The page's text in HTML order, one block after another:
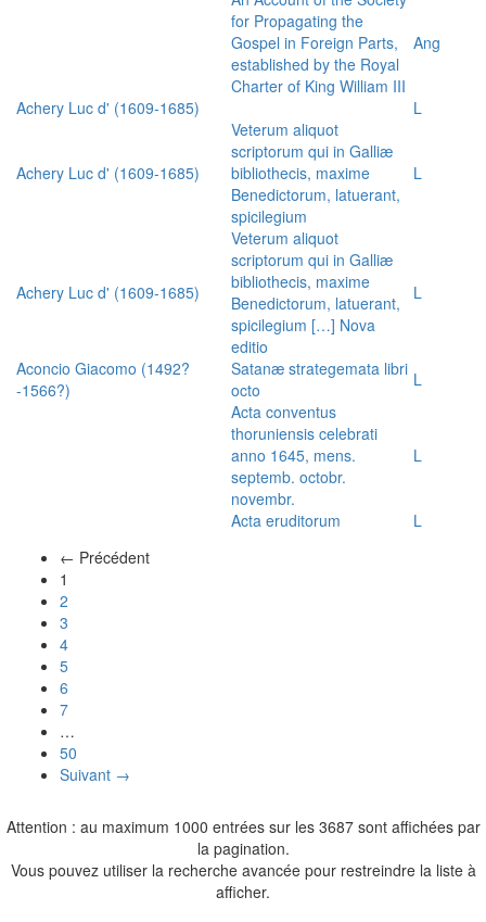
for Propagating the
Gospel in Foreign Parts,
established by the Royal
Charter of King William III
Ang
Achery Luc d' (1609-1685) L
Achery Luc d' (1609-1685)
Veterum aliquot
scriptorum qui in Galliæ
bibliothecis, maxime
Benedictorum, latuerant,
spicilegium
L
Achery Luc d' (1609-1685)
Veterum aliquot
scriptorum qui in Galliæ
bibliothecis, maxime
Benedictorum, latuerant,
spicilegium […] Nova
editio
L
Aconcio Giacomo (1492?
-1566?)
Satanæ strategemata libri
octo
L
Acta conventus
thoruniensis celebrati
anno 1645, mens.
septemb. octobr.
novembr.
L
Acta eruditorum
L
← Précédent
1
2
3
4
5
6
7
…
50
Suivant →
Attention : au maximum 1000 entrées sur les 3687 sont affichées par
la pagination.
Vous pouvez utiliser la recherche avancée pour restreindre la liste à
afficher.